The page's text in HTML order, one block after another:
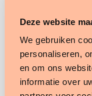
Deze website
We gebruiken
personaliseren,
en om ons
informatie over
wordt
situatie in één
toelichting van
gezamenlijk
om deze